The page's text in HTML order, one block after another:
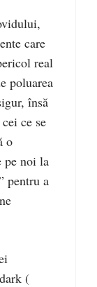
care
real
poluarea
însă
ce se
o
pe noi la
pentru a
(